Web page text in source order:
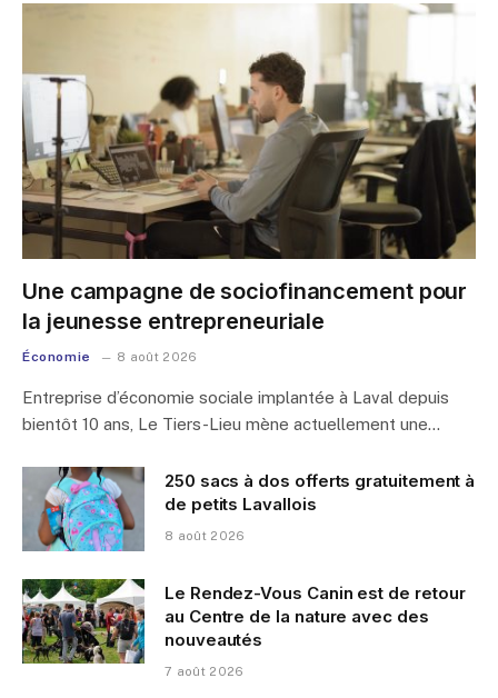
Une campagne de sociofinancement pour
la jeunesse entrepreneuriale
Économie 8 août 2026
Entreprise d’économie sociale implantée à Laval depuis
bientôt 10 ans, Le Tiers-Lieu mène actuellement une…
250 sacs à dos offerts gratuitement à
de petits Lavallois
8 août 2026
Le Rendez-Vous Canin est de retour
au Centre de la nature avec des
nouveautés
7 août 2026